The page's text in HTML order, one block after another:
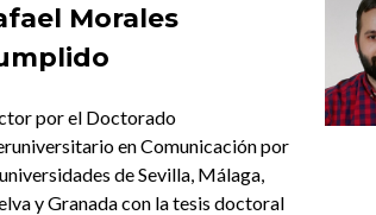
Morales
por el Doctorado
en Comunicación por
de Sevilla, Málaga,
y Granada con la tesis doctoral